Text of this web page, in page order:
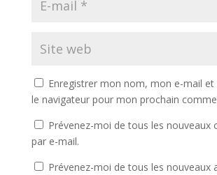
Enregistrer mon nom, mon e-mail
le navigateur pour mon prochain
Prévenez-moi de tous les nouveaux
par e-mail.
Prévenez-moi de tous les nouveaux